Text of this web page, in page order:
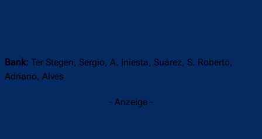
Bank: Ter Stegen, Sergio, A. Iniesta, Suárez, S. Roberto,
Adriano, Alves
- Anzeige -